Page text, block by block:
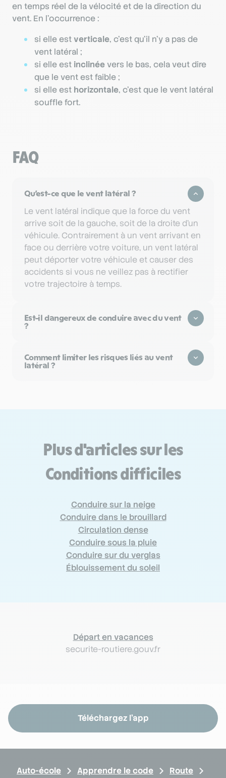
en temps réel de la vélocité et de la direction du
vent. En l’occurrence :
si elle estverticale, c’est qu’il n’y a pas de
vent latéral ;
si elle est inclinéevers le bas, cela veut dire
que le vent est faible ;
si elle est horizontale, c’est que le vent latéral
souffle fort.
FAQ
Qu’est-ce que le vent latéral ?
Le vent latéral indique que la force du vent
arrive soit de la gauche, soit de la droite d’un
véhicule. Contrairement à un vent arrivant en
face ou derrière votre voiture, un vent latéral
peut déporter votre véhicule et causer des
accidents si vous ne veillez pas à rectifier
votre trajectoire à temps.
Est-il dangereux de conduire avec du vent
?
Comment limiter les risques liés au vent
latéral ?
Plus d'articles sur les
Conditions difficiles
Conduire sur la neige
Conduire dans le brouillard
Circulation dense
Conduire sous la pluie
Conduire sur du verglas
Éblouissement du soleil
Départ en vacances
securite-routiere.gouv.fr
Téléchargez l'app
Auto-école Apprendre le code
Route